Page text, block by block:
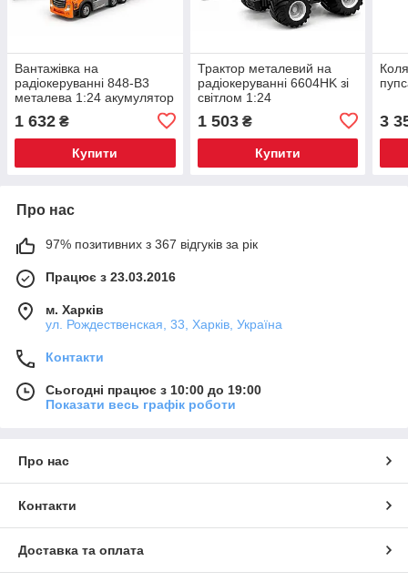
Вантажівка на
радіокеруванні 848-B3
металева 1:24 акумулятор
1 632 ₴
Купити
Трактор металевий на
радіокеруванні 6604HK зі
світлом 1:24
1 503₴
Купити
3
Про нас
97% позитивних з 367 відгуків за рік
Працює з 23.03.2016
м. Харків
ул. Рождественская, 33, Харків, Україна
Контакти
Сьогодні працює з 10:00 до 19:00
Показати весь графік роботи
Про нас
Контакти
Доставка та оплата